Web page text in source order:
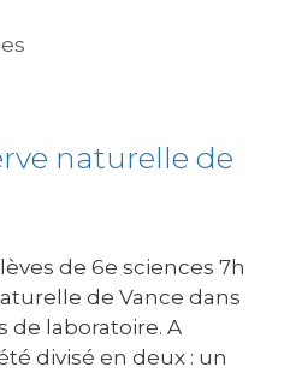
naturelle de
de 6e sciences 7h
de Vance dans
de laboratoire. A
divisé en deux : un